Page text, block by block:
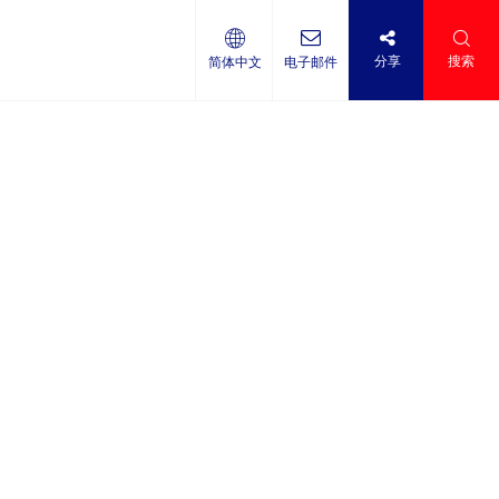
简体中文 电子邮件 分享 搜索